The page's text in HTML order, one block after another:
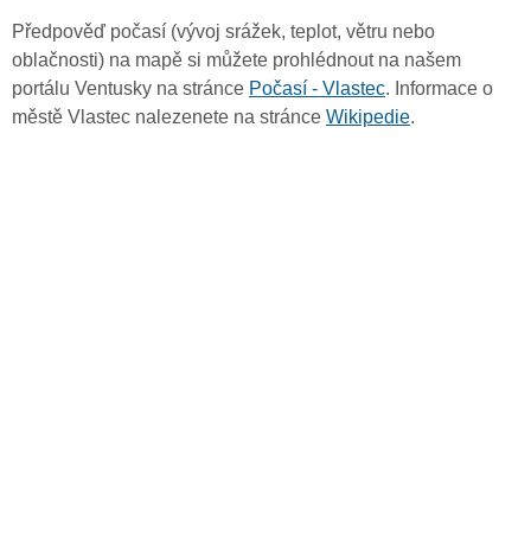
Předpověď počasí (vývoj srážek, teplot, větru nebo
oblačnosti) na mapě si můžete prohlédnout na našem
portálu Ventusky na stránce Počasí - Vlastec. Informace o
městě Vlastec nalezenete na stránce Wikipedie.